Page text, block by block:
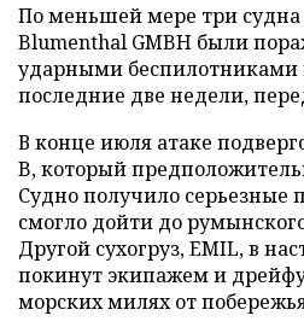
По меньшей мере три
Blumenthal GMBH были
ударными беспилотниками
последние две недели,
В конце июля атаке
B, который
Судно получило серьезные
смогло дойти до
Другой сухогруз, EMIL, в
покинут экипажем и
морских милях от